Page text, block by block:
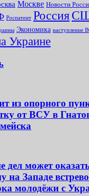
Москве Новости
Роспатент Россия
Экономика наступление
Украине
из опорного
от ВСУ в
дел может
на Западе
молодёжи с